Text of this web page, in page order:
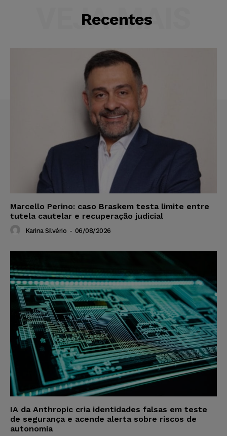
Recentes
VEJA MAIS
Marcello Perino: caso Braskem testa limite entre
tutela cautelar e recuperação judicial
Karina Silvério - 06/08/2026
IA da Anthropic cria identidades falsas em teste
de segurança e acende alerta sobre riscos de
autonomia